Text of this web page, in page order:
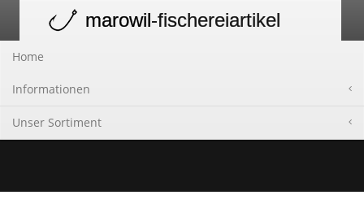
navigation
marowil-fischereiartikel
Home
Informationen
Unser Sortiment